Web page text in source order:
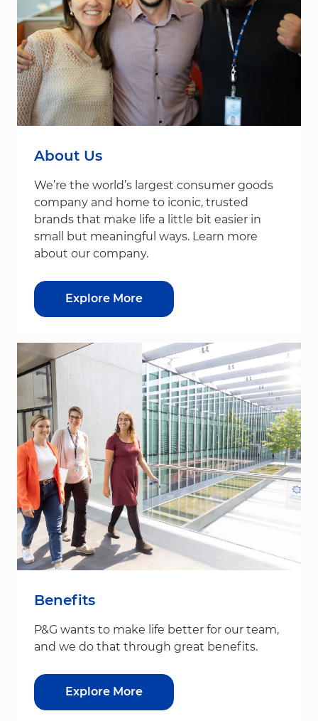
About Us
We’re the world’s largest consumer goods
company and home to iconic, trusted
brands that make life a little bit easier in
small but meaningful ways. Learn more
about our company.
Explore More
Benefits
P&G wants to make life better for our team,
and we do that through great benefits.
Explore More